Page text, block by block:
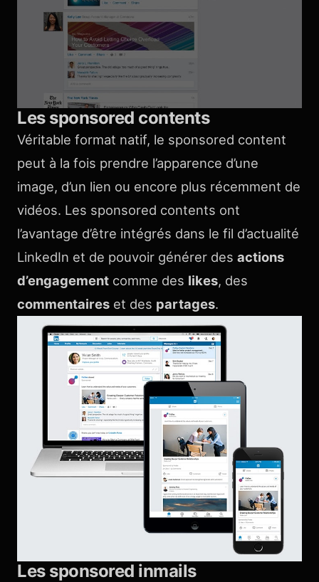
Les sponsored contents
Véritable format natif, le sponsored content
peut à la fois prendre l’apparence d’une
image, d’un lien ou encore plus récemment de
vidéos. Les sponsored contents ont
l’avantage d’être intégrés dans le fil d’actualité
LinkedIn et de pouvoir générer des actions
d’engagement comme des likes, des
commentaires et des partages.
Les sponsored inmails